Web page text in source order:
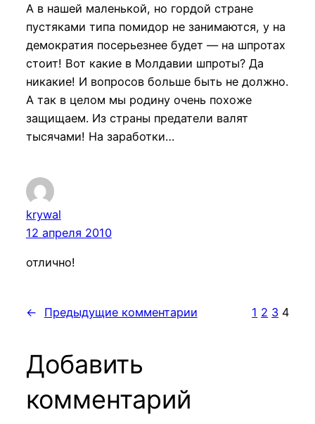
А в нашей маленькой, но гордой стране
пустяками типа помидор не занимаются, у на
демократия посерьезнее будет — на шпротах
стоит! Вот какие в Молдавии шпроты? Да
никакие! И вопросов больше быть не должно.
А так в целом мы родину очень похоже
защищаем. Из страны предатели валят
тысячами! На заработки…
krywal
12 апреля 2010
отлично!
← Предыдущие комментарии 1 2 3 4
Добавить
комментарий